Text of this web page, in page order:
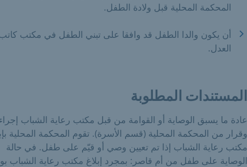
المحكمة المحلية قبل ولادة الطفل.
أن يكون والدا الطفل قد وافقا على تبني الطفل في مكتب
العدل.
المستندات المطلوبة
عادة ما يسبق الوصاية أو القوامة من قبل مكتب رعاية الشباب
وقرار من المحكمة المحلية (قسم الأسرة). تقوم المحكمة المحلية
مكتب رعاية الشباب إذا تم تعيين وصي أو قيّم على طفل. في حالة
الوصاية على طفل من أم قاصر: بمجرد إبلاغ مكتب رعاية الشباب